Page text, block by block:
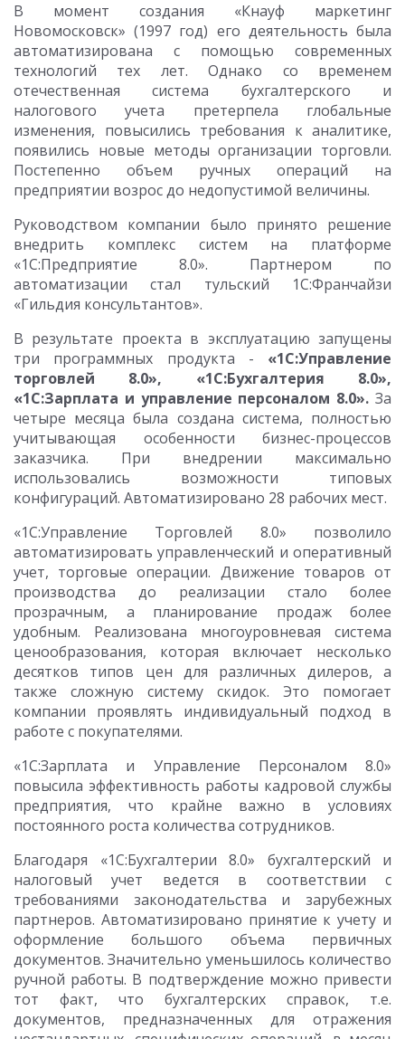
В момент создания «Кнауф маркетинг
Новомосковск» (1997 год) его деятельность была
автоматизирована с помощью современных
технологий тех лет. Однако со временем
отечественная система бухгалтерского и
налогового учета претерпела глобальные
изменения, повысились требования к аналитике,
появились новые методы организации торговли.
Постепенно объем ручных операций на
предприятии возрос до недопустимой величины.
Руководством компании было принято решение
внедрить комплекс систем на платформе
«1С:Предприятие 8.0». Партнером по
автоматизации стал тульский 1С:Франчайзи
«Гильдия консультантов».
В результате проекта в эксплуатацию запущены
три программных продукта - «1С:Управление
торговлей 8.0», «1С:Бухгалтерия 8.0»,
«1С:Зарплата и управление персоналом 8.0». За
четыре месяца была создана система, полностью
учитывающая особенности бизнес-процессов
заказчика. При внедрении максимально
использовались возможности типовых
конфигураций. Автоматизировано 28 рабочих мест.
«1С:Управление Торговлей 8.0» позволило
автоматизировать управленческий и оперативный
учет, торговые операции. Движение товаров от
производства до реализации стало более
прозрачным, а планирование продаж более
удобным. Реализована многоуровневая система
ценообразования, которая включает несколько
десятков типов цен для различных дилеров, а
также сложную систему скидок. Это помогает
компании проявлять индивидуальный подход в
работе с покупателями.
«1С:Зарплата и Управление Персоналом 8.0»
повысила эффективность работы кадровой службы
предприятия, что крайне важно в условиях
постоянного роста количества сотрудников.
Благодаря «1С:Бухгалтерии 8.0» бухгалтерский и
налоговый учет ведется в соответствии с
требованиями законодательства и зарубежных
партнеров. Автоматизировано принятие к учету и
оформление большого объема первичных
документов. Значительно уменьшилось количество
ручной работы. В подтверждение можно привести
тот факт, что бухгалтерских справок, т.е.
документов, предназначенных для отражения